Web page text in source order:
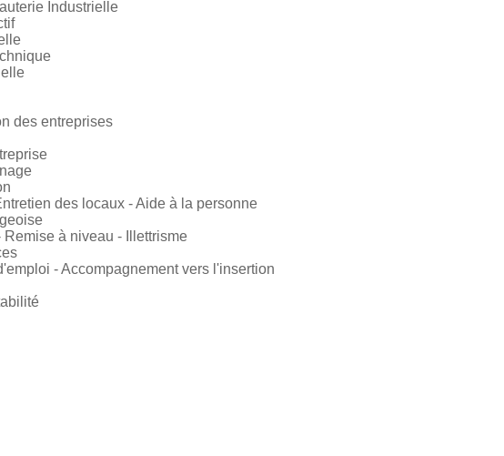
Industrielle
des entreprises
des locaux - Aide à la personne
Remise à niveau - Illettrisme
- Accompagnement vers l'insertion